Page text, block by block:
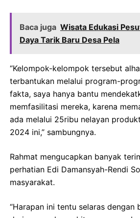
Baca juga Wisata Edukasi
Daya Tarik Baru Desa Pela
“Kelompok-kelompok tersebut
terbantukan melalui program-
fakta, saya hanya bantu
memfasilitasi mereka, karena
ada melalui 25ribu nelayan
2024 ini,” sambungnya.
Rahmat mengucapkan banyak
perhatian Edi Damansyah-Rendi
masyarakat.
“Harapan ini tentu selaras dengan